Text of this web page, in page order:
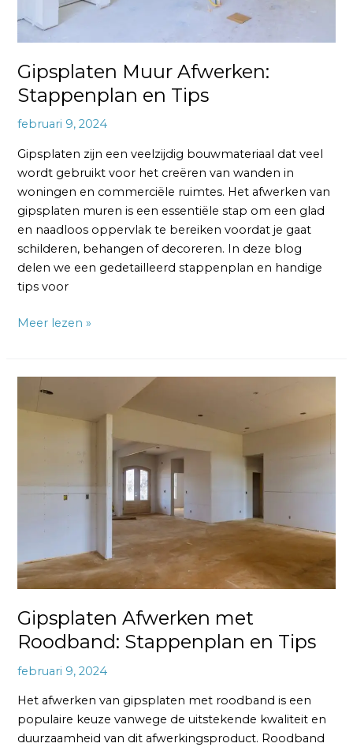
Gipsplaten Muur Afwerken:
Stappenplan en Tips
februari 9, 2024
Gipsplaten zijn een veelzijdig bouwmateriaal dat veel
wordt gebruikt voor het creëren van wanden in
woningen en commerciële ruimtes. Het afwerken van
gipsplaten muren is een essentiële stap om een glad
en naadloos oppervlak te bereiken voordat je gaat
schilderen, behangen of decoreren. In deze blog
delen we een gedetailleerd stappenplan en handige
tips voor
Meer lezen »
Gipsplaten Afwerken met
Roodband: Stappenplan en Tips
februari 9, 2024
Het afwerken van gipsplaten met roodband is een
populaire keuze vanwege de uitstekende kwaliteit en
duurzaamheid van dit afwerkingsproduct. Roodband
Roodband: